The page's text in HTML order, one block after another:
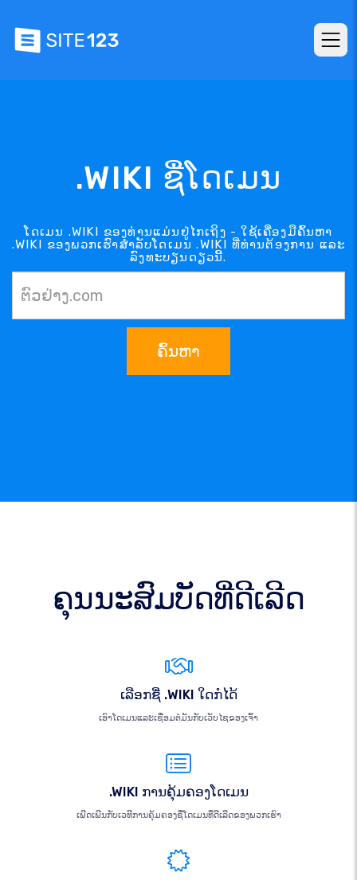
.WIKI ຊື່ໂດເມນ
ໂດເມນ .WIKI ຂອງທ່ານແມ່ນຢູ່ໄກເຖິງ - ໃຊ້ເຄື່ອງມືຄົ້ນຫາ
.WIKI ຂອງພວກເຮົາສຳລັບໂດເມນ .WIKI ທີ່ທ່ານຕ້ອງການ ແລະ
ລົງທະບຽນດຽວນີ້.
ຄົ້ນຫາ
ຄຸນນະສົມບັດທີ່ດີເລີດ
ເລືອກຊື່ .WIKI ໃດກໍໄດ້
ເອົາໂດເມນແລະເຊື່ອມຕໍ່ມັນກັບເວັບໄຊຂອງເຈົ້າ
.WIKI ການຄຸ້ມຄອງໂດເມນ
ເພີດເພີນກັບເວທີການຄຸ້ມຄອງຊື່ໂດເມນທີ່ດີເລີດຂອງພວກເຮົາ